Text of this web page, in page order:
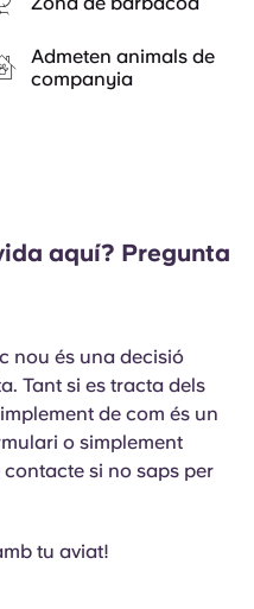
Admeten animals de
companyia
aquí? Pregunta
nou és una decisió
Tant si es tracta dels
de com és un
o simplement
si no saps per
tu aviat!